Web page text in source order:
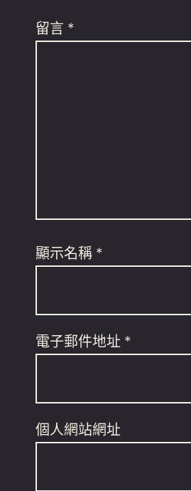
留言 *
顯示名稱 *
電子郵件地址 *
個人網站網址